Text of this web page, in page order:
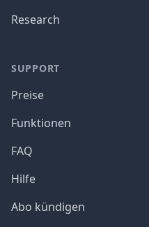
Research
SUPPORT
Preise
Funktionen
FAQ
Hilfe
Abo kündigen